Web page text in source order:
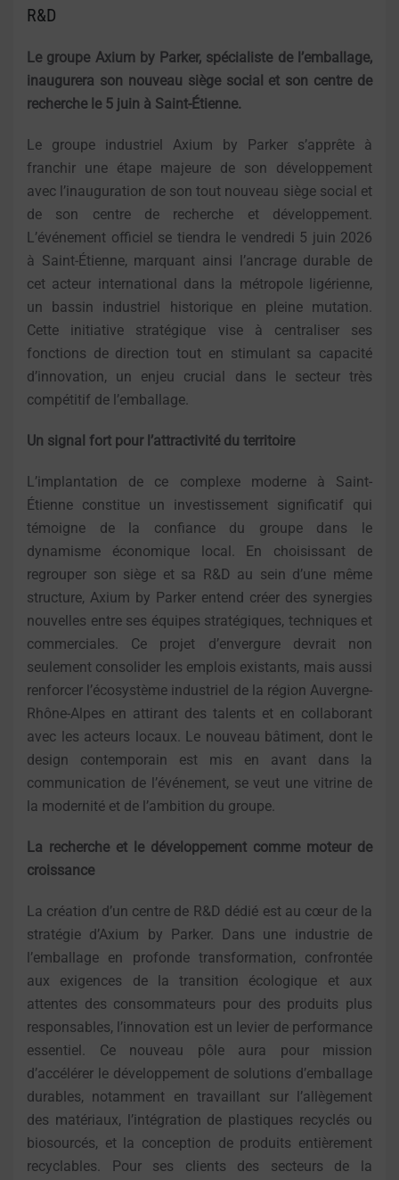
R&D
Le groupe Axium by Parker, spécialiste de l’emballage,
inaugurera son nouveau siège social et son centre de
recherche le 5 juin à Saint-Étienne.
Le groupe industriel Axium by Parker s’apprête à
franchir une étape majeure de son développement
avec l’inauguration de son tout nouveau siège social et
de son centre de recherche et développement.
L’événement officiel se tiendra le vendredi 5 juin 2026
à Saint-Étienne, marquant ainsi l’ancrage durable de
cet acteur international dans la métropole ligérienne,
un bassin industriel historique en pleine mutation.
Cette initiative stratégique vise à centraliser ses
fonctions de direction tout en stimulant sa capacité
d’innovation, un enjeu crucial dans le secteur très
compétitif de l’emballage.
Un signal fort pour l’attractivité du territoire
L’implantation de ce complexe moderne à Saint-
Étienne constitue un investissement significatif qui
témoigne de la confiance du groupe dans le
dynamisme économique local. En choisissant de
regrouper son siège et sa R&D au sein d’une même
structure, Axium by Parker entend créer des synergies
nouvelles entre ses équipes stratégiques, techniques et
commerciales. Ce projet d’envergure devrait non
seulement consolider les emplois existants, mais aussi
renforcer l’écosystème industriel de la région Auvergne-
Rhône-Alpes en attirant des talents et en collaborant
avec les acteurs locaux. Le nouveau bâtiment, dont le
design contemporain est mis en avant dans la
communication de l’événement, se veut une vitrine de
la modernité et de l’ambition du groupe.
La recherche et le développement comme moteur de
croissance
La création d’un centre de R&D dédié est au cœur de la
stratégie d’Axium by Parker. Dans une industrie de
l’emballage en profonde transformation, confrontée
aux exigences de la transition écologique et aux
attentes des consommateurs pour des produits plus
responsables, l’innovation est un levier de performance
essentiel. Ce nouveau pôle aura pour mission
d’accélérer le développement de solutions d’emballage
durables, notamment en travaillant sur l’allègement
des matériaux, l’intégration de plastiques recyclés ou
biosourcés, et la conception de produits entièrement
recyclables. Pour ses clients des secteurs de la